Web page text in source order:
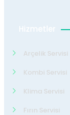
Hizmetler
Arçelik Servisi
Kombi Servisi
Klima Servisi
Fırın Servisi